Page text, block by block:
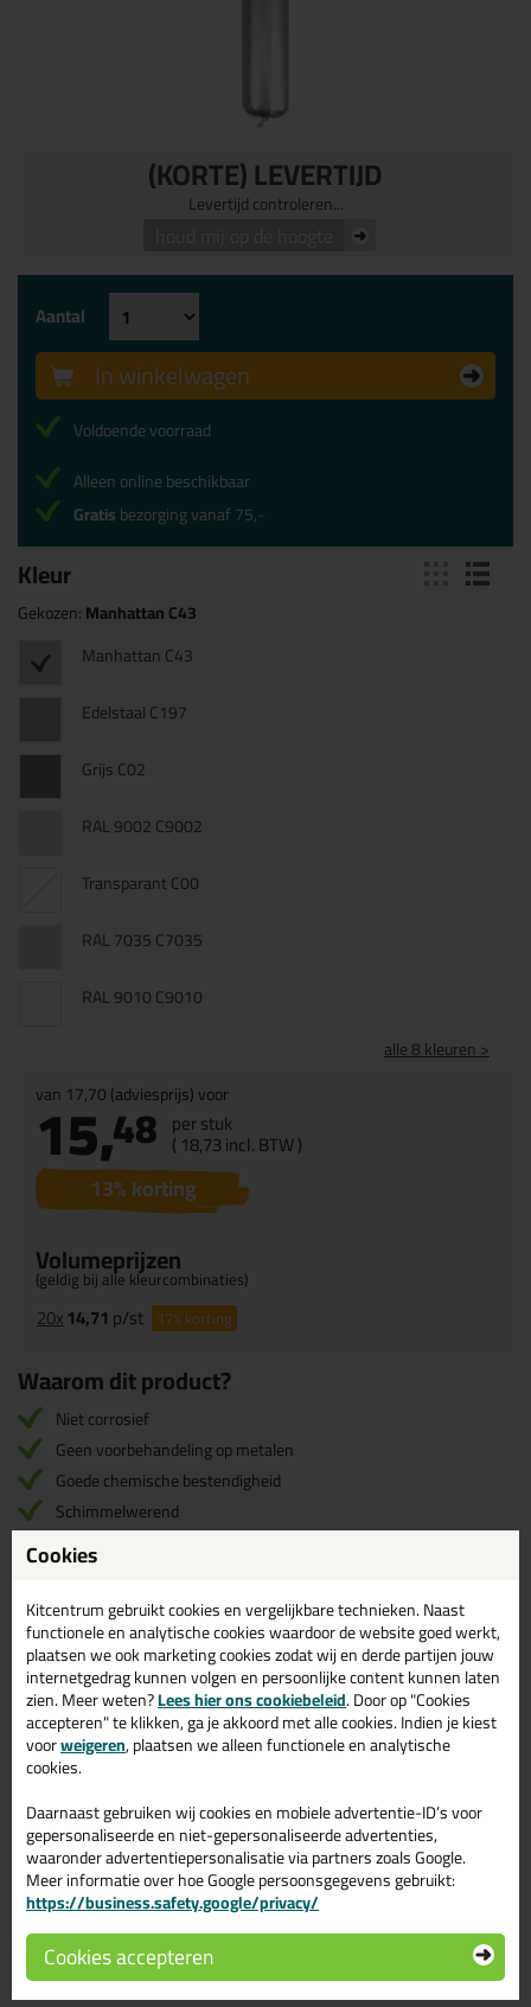
(KORTE) LEVERTIJD
Levertijd controleren...
Kleur
Gekozen:Manhattan C43
Manhattan C43
Edelstaal C197
Grijs C02
RAL 9002 C9002
Transparant C00
RAL 7035 C7035
RAL 9010 C9010
alle 8 kleuren >
van 17,70(adviesprijs) voor
15,48 per stuk
( 18,73incl. BTW )
13% korting
Volumeprijzen
(geldig bij alle kleurcombinaties)
20x14,71 p/st 17%korting
Aantal
In winkelwagen
Voldoende voorraad
Alleen online beschikbaar
Gratisbezorging vanaf 75,-
Waarom dit product?
Niet corrosief
Geen voorbehandeling op metalen
Goede chemische bestendigheid
Schimmelwerend
Prettig verwerkbaar
Omschrijving Specificaties Reviews (0)
Ottoseal S67 580ml in
Manhattan C43
Zoek je Ottoseal S67 580ml in een specifieke kleur? Gevonden!
Deze Ottoseal S67 580ml in de kleur Manhattan C43 is te
hoogwaardig product welke makkelijk te gebruiken is. Bestel de
Ottoseal S67 580ml in de kleur Manhattan C43 vandaag nog! Op
voorraad en op werkdagen besteld = morgen in huis.
Wil je meer weten over de toepassing en kenmerken van dit
product?Lees alles over dit product >
Cookies
Kitcentrum gebruikt cookies en vergelijkbare technieken. Naast
functionele en analytische cookies waardoor de website goed werkt,
plaatsen we ook marketing cookies zodat wij en derde partijen jouw
internetgedrag kunnen volgen en persoonlijke content kunnen laten
zien. Meer weten?Lees hier ons cookiebeleid. Door op "Cookies
accepteren" te klikken, ga je akkoord met alle cookies. Indien je kiest
voorweigeren, plaatsen we alleen functionele en analytische
cookies.
Daarnaast gebruiken wij cookies en mobiele advertentie-ID’s voor
gepersonaliseerde en niet-gepersonaliseerde advertenties,
waaronder advertentiepersonalisatie via partners zoals Google.
Meer informatie over hoe Google persoonsgegevens gebruikt:
https://business.safety.google/privacy/
Cookies accepteren